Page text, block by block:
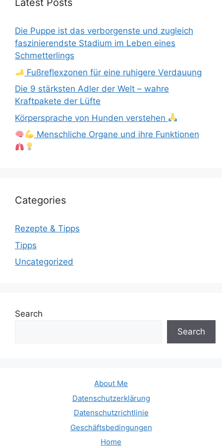
Latest Posts
Die Puppe ist das verborgenste und zugleich
faszinierendste Stadium im Leben eines
Schmetterlings
Fußreflexzonen für eine ruhigere Verdauung
Die 9 stärksten Adler der Welt – wahre
Kraftpakete der Lüfte
Körpersprache von Hunden verstehen
Menschliche Organe und ihre Funktionen
Categories
Rezepte & Tipps
Tipps
Uncategorized
Search
Search
About Me
Datenschutzerklärung
Datenschutzrichtlinie
Geschäftsbedingungen
Home